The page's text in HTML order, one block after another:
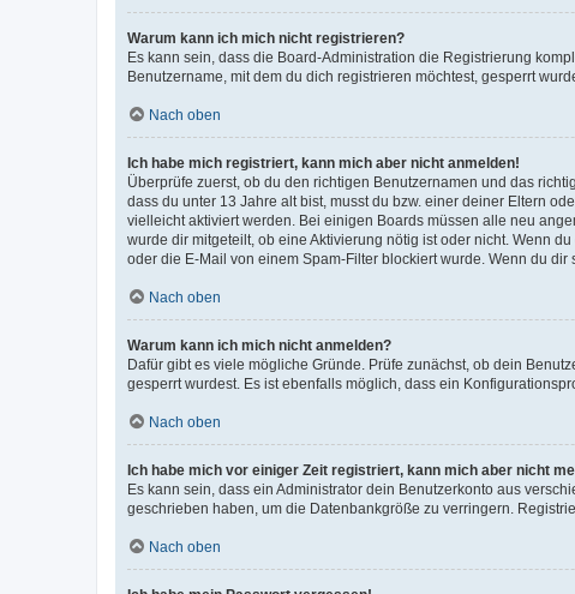
Warum kann ich mich nicht registrieren?
Es kann sein, dass die Board-Administration die Registrierung
Benutzername, mit dem du dich registrieren möchtest, gesperrt
Nach oben
Ich habe mich registriert, kann mich aber nicht anmelden!
Überprüfe zuerst, ob du den richtigen Benutzernamen und das
dass du unter 13 Jahre alt bist, musst du bzw. einer deiner Eltern
vielleicht aktiviert werden. Bei einigen Boards müssen alle neu
wurde dir mitgeteilt, ob eine Aktivierung nötig ist oder nicht. Wenn
oder die E-Mail von einem Spam-Filter blockiert wurde. Wenn du
Nach oben
Warum kann ich mich nicht anmelden?
Dafür gibt es viele mögliche Gründe. Prüfe zunächst, ob dein
gesperrt wurdest. Es ist ebenfalls möglich, dass ein
Nach oben
Ich habe mich vor einiger Zeit registriert, kann mich aber nicht
Es kann sein, dass ein Administrator dein Benutzerkonto aus
geschrieben haben, um die Datenbankgröße zu verringern.
Nach oben